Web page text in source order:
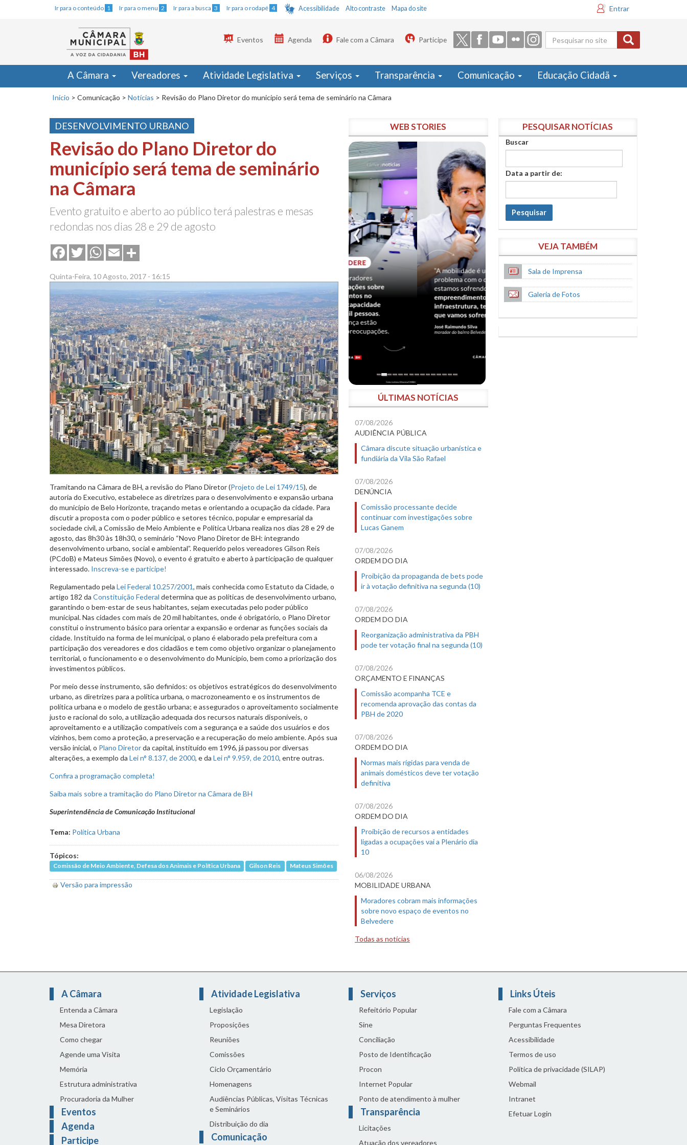
Ir para o conteúdo 1 Ir para o menu 2 Ir para a busca 3 Ir para o rodapé 4 Acessibilidade Alto contraste Mapa do site Entrar
Formulário
de busca
Eventos Agenda Fale com a Câmara Participe
A Câmara Vereadores Atividade Legislativa Serviços Transparência Comunicação Educação Cidadã
Início > Comunicação > Notícias > Revisão do Plano Diretor do município será tema de seminário na Câmara
DESENVOLVIMENTO URBANO
Revisão do Plano Diretor do
município será tema de seminário
na Câmara
Evento gratuito e aberto ao público terá palestras e mesas
redondas nos dias 28 e 29 de agosto
FacebookTwitterWhatsApp
Email
Quinta-Feira, 10 Agosto, 2017 - 16:15
Tramitando na Câmara de BH, a revisão do Plano Diretor (Projeto de Lei 1749/15), de
autoria do Executivo, estabelece as diretrizes para o desenvolvimento e expansão urbana
do município de Belo Horizonte, traçando metas e orientando a ocupação da cidade. Para
discutir a proposta com o poder público e setores técnico, popular e empresarial da
sociedade civil, a Comissão de Meio Ambiente e Política Urbana realiza nos dias 28 e 29 de
agosto, das 8h30 às 18h30, o seminário “Novo Plano Diretor de BH: integrando
desenvolvimento urbano, social e ambiental”. Requerido pelos vereadores Gilson Reis
(PCdoB) e Mateus Simões (Novo), o evento é gratuito e aberto à participação de qualquer
interessado. Inscreva-se e participe!
Regulamentado pela Lei Federal 10.257/2001, mais conhecida como Estatuto da Cidade, o
artigo 182 da Constituição Federal determina que as políticas de desenvolvimento urbano,
garantindo o bem-estar de seus habitantes, sejam executadas pelo poder público
municipal. Nas cidades com mais de 20 mil habitantes, onde é obrigatório, o Plano Diretor
constitui o instrumento básico para orientar a expansão e ordenar as funções sociais da
cidade. Instituído na forma de lei municipal, o plano é elaborado pela prefeitura com a
participação dos vereadores e dos cidadãos e tem como objetivo organizar o planejamento
territorial, o funcionamento e o desenvolvimento do Município, bem como a priorização dos
investimentos públicos.
Por meio desse instrumento, são definidos: os objetivos estratégicos do desenvolvimento
urbano, as diretrizes para a política urbana, o macrozoneamento e os instrumentos de
política urbana e o modelo de gestão urbana; e assegurados o aproveitamento socialmente
justo e racional do solo, a utilização adequada dos recursos naturais disponíveis, o
aproveitamento e a utilização compatíveis com a segurança e a saúde dos usuários e dos
vizinhos, bem como a proteção, a preservação e a recuperação do meio ambiente. Após sua
versão inicial, o Plano Diretorda capital, instituído em 1996, já passou por diversas
alterações, a exemplo da Lei n° 8.137, de 2000, e da Lei n° 9.959, de 2010, entre outras.
Confira a programação completa!
Saiba mais sobre a tramitação do Plano Diretor na Câmara de BH
Superintendência de Comunicação Institucional
Tema: Política Urbana
Tópicos:
Comissão de Meio Ambiente, Defesa dos Animais e Política Urbana Gilson Reis Mateus Simões
Versão para impressão
WEB STORIES
ÚLTIMAS NOTÍCIAS
07/08/2026
AUDIÊNCIA PÚBLICA
Câmara discute situação urbanística e
fundiária da Vila São Rafael
07/08/2026
DENÚNCIA
Comissão processante decide
continuar com investigações sobre
Lucas Ganem
07/08/2026
ORDEM DO DIA
Proibição da propaganda de bets pode
ir à votação definitiva na segunda (10)
07/08/2026
ORDEM DO DIA
Reorganização administrativa da PBH
pode ter votação final na segunda (10)
07/08/2026
ORÇAMENTO E FINANÇAS
Comissão acompanha TCE e
recomenda aprovação das contas da
PBH de 2020
07/08/2026
ORDEM DO DIA
Normas mais rígidas para venda de
animais domésticos deve ter votação
definitiva
07/08/2026
ORDEM DO DIA
Proibição de recursos a entidades
ligadas a ocupações vai a Plenário dia
10
06/08/2026
MOBILIDADE URBANA
Moradores cobram mais informações
sobre novo espaço de eventos no
Belvedere
Todas as notícias
PESQUISAR NOTÍCIAS
Buscar
Data a partir de:
Pesquisar
VEJA TAMBÉM
Sala de Imprensa
Galeria de Fotos
A Câmara
Entenda a Câmara
Mesa Diretora
Como chegar
Agende uma Visita
Memória
Estrutura administrativa
Procuradoria da Mulher
Eventos
Agenda
Participe
Atividade Legislativa
Legislação
Proposições
Reuniões
Comissões
Ciclo Orçamentário
Homenagens
Audiências Públicas, Visitas Técnicas
e Seminários
Distribuição do dia
Comunicação
Serviços
Refeitório Popular
Sine
Conciliação
Posto de Identificação
Procon
Internet Popular
Ponto de atendimento à mulher
Transparência
Licitações
Atuação dos vereadores
Links Úteis
Fale com a Câmara
Perguntas Frequentes
Acessibilidade
Termos de uso
Política de privacidade (SILAP)
Webmail
Intranet
Efetuar Login